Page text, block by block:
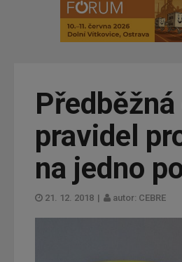
pravidel
na jedno
21. 12. 2018 | autor: CEBRE